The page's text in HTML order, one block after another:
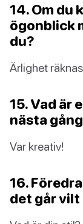
14. Om du
ögonblick
du?
Ärlighet
15. Vad är
nästa
Var kreativ!
16.
det går